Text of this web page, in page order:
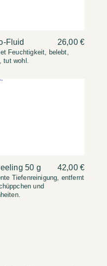
Fluid 26,00 €
Feuchtigkeit, belebt,
tut wohl.
50 g 42,00 €
Tiefenreinigung, entfernt
und